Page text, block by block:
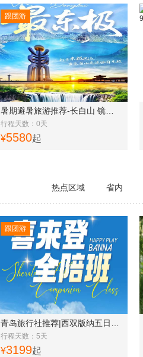
行程天数：0天
¥5580起
跟团游
热点区域 省内
行程天数：5天
¥3199起
跟团游